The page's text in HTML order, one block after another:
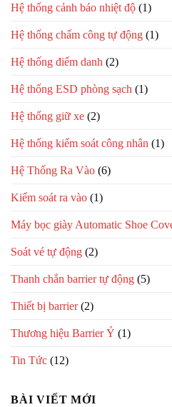
Hệ thống cảnh báo nhiệt độ (1)
Hệ thống chấm công tự động (1)
Hệ thống điểm danh (2)
Hệ thống ESD phòng sạch (1)
Hệ thống giữ xe (2)
Hệ thống kiểm soát công nhân (1)
Hệ Thống Ra Vào (6)
Kiểm soát ra vào (1)
Máy bọc giày Automatic Shoe
Soát vé tự động (2)
Thanh chắn barrier tự động (5)
Thiết bị barrier(2)
Thương hiệu Barrier Ý (1)
Tin Tức (12)
BÀI VIẾT MỚI